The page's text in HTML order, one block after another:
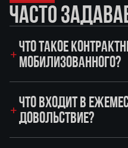
ЧАСТО
ЧТО ТАКОЕ
МОБИЛИЗОВАННОГО?
ЧТО ВХОДИТ В
ДОВОЛЬСТВИЕ?